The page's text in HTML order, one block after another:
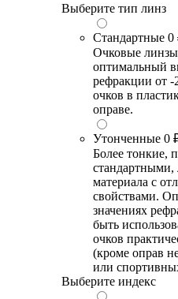
Выберите тип линз
Стандартные 0
Очковые
оптимальный
рефракции от -
очков в
оправе.
Утонченные 0
Более тонкие,
стандартными,
материала с
свойствами.
значениях
быть
очков
(кроме оправ
или
Выберите индекс